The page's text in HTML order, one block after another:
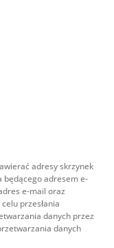
adresy skrzynek
będącego adresem e-
e-mail oraz
przesłania
danych przez
danych